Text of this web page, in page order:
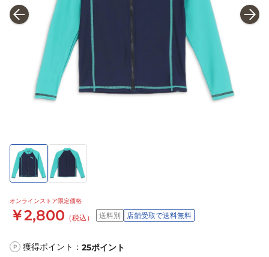
オンラインストア限定価格
￥2,800 （税込） 送料別 店舗受取で送料無料
P 獲得ポイント： 25ポイント